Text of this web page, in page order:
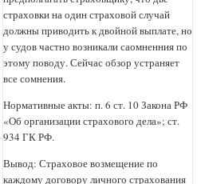
страховки на один страховой случай
должны приводить к двойной выплате, но
у судов частно возникали саомненния по
этому поводу. Сейчас обзор устраняет
все сомнения.
Нормативные акты: п. 6 ст. 10 Закона РФ
«Об организации страхового дела»; ст.
934 ГК РФ.
Вывод: Страховое возмещение по
каждому договору личного страхования